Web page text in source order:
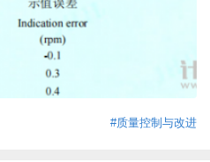
#质量控制与改进